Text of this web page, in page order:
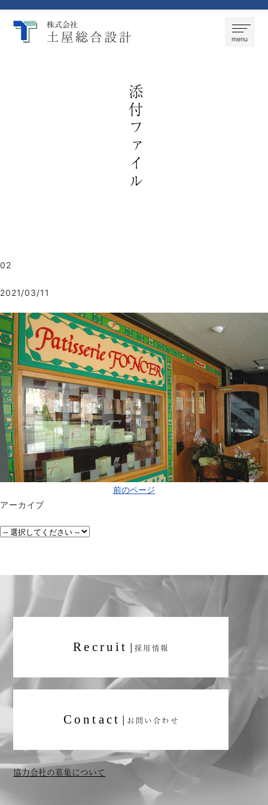
menu
添付ファイル
02
2021/03/11
前のページ
アーカイブ
Recruit | 採用情報
Contact | お問い合わせ
協力会社の募集について